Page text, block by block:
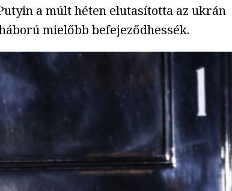
a múlt héten elutasította az ukrán
mielőbb befejeződhessék.